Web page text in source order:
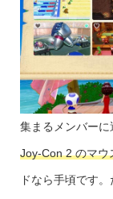
集まるメンバーに
Joy-Con 2 のマウ
ドなら手頃です